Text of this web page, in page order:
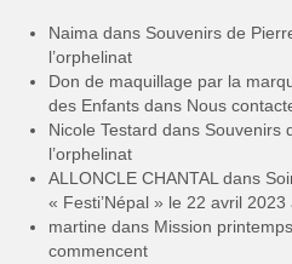
Naima dans Souvenirs de
l’orphelinat
Don de maquillage par la
des Enfants dans Nous
Nicole Testard dans Souvenirs
l’orphelinat
ALLONCLE CHANTAL dans
« Festi’Népal » le 22 avril 2023
martine dans Mission
commencent